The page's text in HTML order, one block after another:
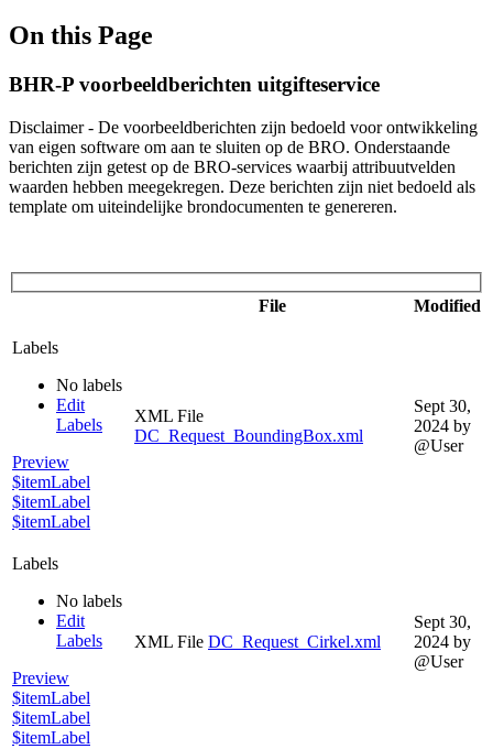
On this Page
BHR-P voorbeeldberichten uitgifteservice
Disclaimer - De voorbeeldberichten zijn bedoeld voor ontwikkeling
van eigen software om aan te sluiten op de BRO. Onderstaande
berichten zijn getest op de BRO-services waarbij attribuutvelden
waarden hebben meegekregen. Deze berichten zijn niet bedoeld als
template om uiteindelijke brondocumenten te genereren.
File Modified
Labels
No labels
Edit
Labels
Preview
$itemLabel
$itemLabel
$itemLabel
XML File
DC_Request_BoundingBox.xml
Sept 30,
2024 by
@User
Labels
No labels
Edit
Labels
Preview
$itemLabel
$itemLabel
$itemLabel
XML File DC_Request_Cirkel.xml
Sept 30,
2024 by
@User